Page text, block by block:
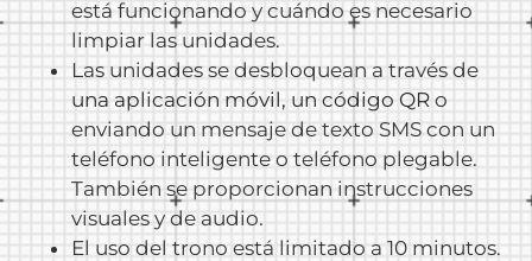
está funcionando y cuándo es necesario
limpiar las unidades.
Las unidades se desbloquean a través de
una aplicación móvil, un código QR o
enviando un mensaje de texto SMS con un
teléfono inteligente o teléfono plegable.
También se proporcionan instrucciones
visuales y de audio.
El uso del trono está limitado a 10 minutos.